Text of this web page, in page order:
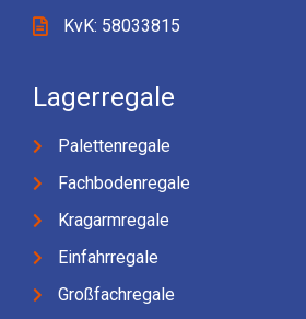
KvK: 58033815
Lagerregale
Palettenregale
Fachbodenregale
Kragarmregale
Einfahrregale
Großfachregale